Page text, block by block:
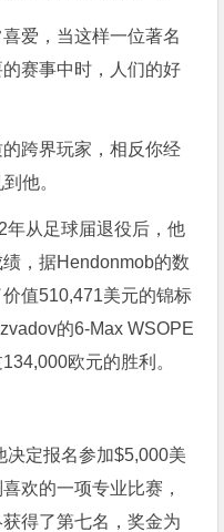
爱，当这样一位著名
赛事中时，人们的好
跨界玩家，相反你经
他。
年从足球届退役后，他
，据Hendonmob的数
值510,471美元的锦标
的6-Max WSOPE
欧元的胜利。
决定报名参加$5,000美
欢的一项专业比赛，
得了第七名，奖金为